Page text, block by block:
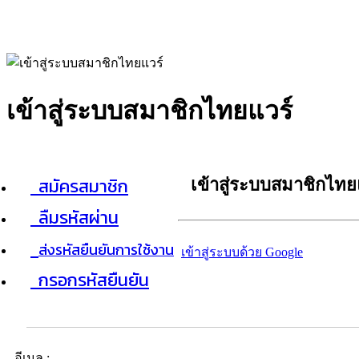
เข้าสู่ระบบสมาชิกไทยแวร์
สมัครสมาชิก
ลืมรหัสผ่าน
ส่งรหัสยืนยันการใช้งาน
กรอกรหัสยืนยัน
เข้าสู่ระบบสมาชิกไท
เข้าสู่ระบบด้วย Google